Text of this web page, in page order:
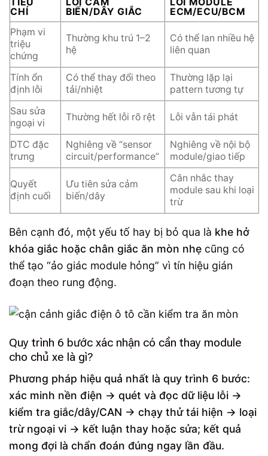
CHÍ
BIẾN/DÂY GIẮC
ECM/ECU/BCM
Phạm vi
triệu
chứng
Thường khu trú 1–2
hệ
Có thể lan nhiều hệ
liên quan
Tính ổn
định lỗi
Có thể thay đổi theo
tải/nhiệt
Thường lặp lại
pattern tương tự
Sau sửa
ngoại vi
Thường hết lỗi rõ rệt Lỗi vẫn tái phát
DTC đặc
trưng
Nghiêng về “sensor
circuit/performance”
Nghiêng về nội bộ
module/giao tiếp
Quyết
định cuối
Ưu tiên sửa cảm
biến/dây
Cân nhắc thay
module sau khi loại
trừ
Bên cạnh đó, một yếu tố hay bị bỏ qua là khe hở
khóa giắc hoặc chân giắc ăn mòn nhẹ cũng có
thể tạo “ảo giác module hỏng” vì tín hiệu gián
đoạn theo rung động.
Quy trình 6 bước xác nhận có cần thay module
cho chủ xe là gì?
Phương pháp hiệu quả nhất là quy trình 6 bước:
xác minh nền điện → quét và đọc dữ liệu lỗi →
kiểm tra giắc/dây/CAN → chạy thử tái hiện → loại
trừ ngoại vi → kết luận thay hoặc sửa; kết quả
mong đợi là chẩn đoán đúng ngay lần đầu.